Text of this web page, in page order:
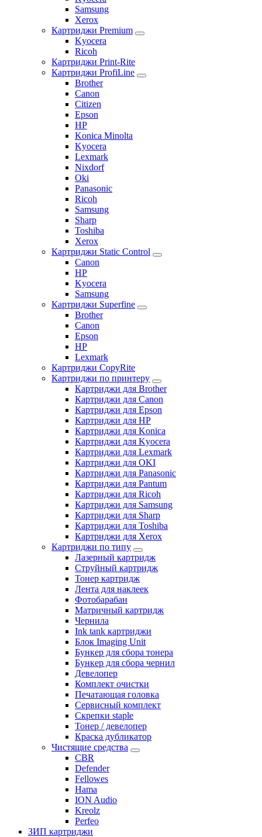
Samsung
Xerox
Картриджи Premium
Kyocera
Ricoh
Картриджи Print-Rite
Картриджи ProfiLine
Brother
Canon
Citizen
Epson
HP
Konica Minolta
Kyocera
Lexmark
Nixdorf
Oki
Panasonic
Ricoh
Samsung
Sharp
Toshiba
Xerox
Картриджи Static Control
Canon
HP
Kyocera
Samsung
Картриджи Superfine
Brother
Canon
Epson
HP
Lexmark
Картриджи CopyRite
Картриджи по принтеру
Картриджи для Brother
Картриджи для Canon
Картриджи для Epson
Картриджи для HP
Картриджи для Konica
Картриджи для Kyocera
Картриджи для Lexmark
Картриджи для OKI
Картриджи для Panasonic
Картриджи для Pantum
Картриджи для Ricoh
Картриджи для Samsung
Картриджи для Sharp
Картриджи для Toshiba
Картриджи для Xerox
Картриджи по типу
Лазерный картридж
Струйный картридж
Тонер картридж
Лента для наклеек
Фотобарабан
Матричный картридж
Чернила
Ink tank картриджи
Блок Imaging Unit
Бункер для сбора тонера
Бункер для сбора чернил
Девелопер
Комплект очистки
Печатающая головка
Сервисный комплект
Скрепки staple
Тонер / девелопер
Краска дубликатор
Чистящие средства
CBR
Defender
Fellowes
Hama
ION Audio
Kreolz
Perfeo
ЗИП картриджи